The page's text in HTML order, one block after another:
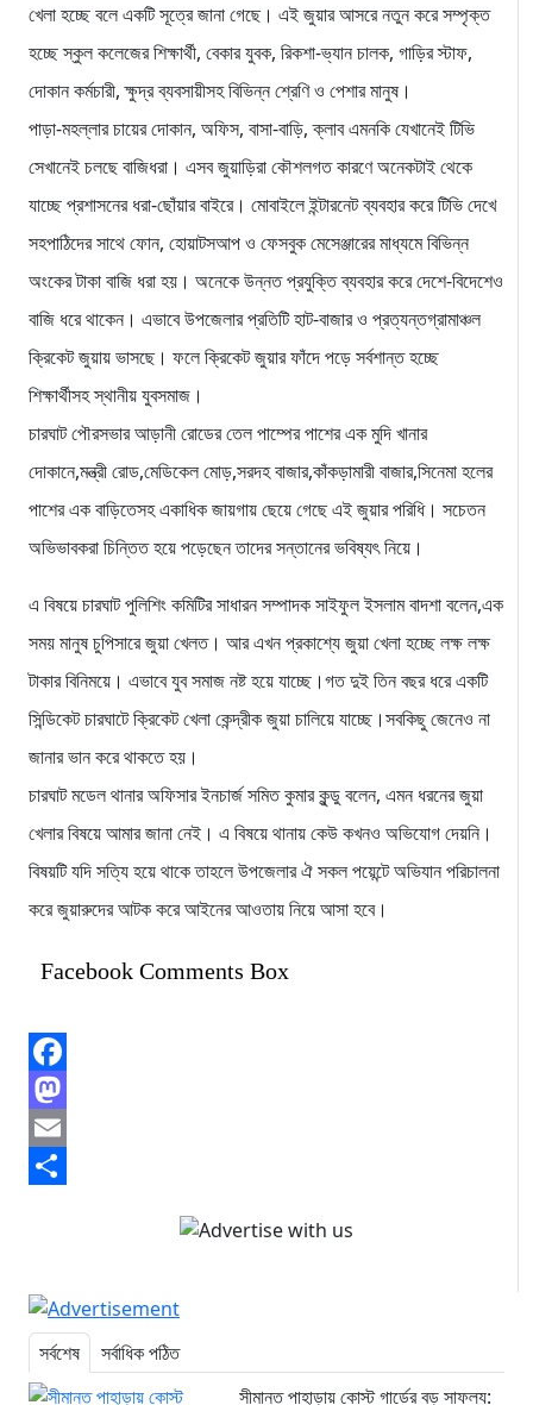
খেলা হচ্ছে বলে একটি সূত্রে জানা গেছে। এই জুয়ার আসরে নতুন করে সম্পৃক্ত
হচ্ছে স্কুল কলেজের শিক্ষার্থী, বেকার যুবক, রিকশা-ভ্যান চালক, গাড়ির স্টাফ,
দোকান কর্মচারী, ক্ষুদ্র ব্যবসায়ীসহ বিভিন্ন শ্রেণি ও পেশার মানুষ।
পাড়া-মহল্লার চায়ের দোকান, অফিস, বাসা-বাড়ি, ক্লাব এমনকি যেখানেই টিভি
সেখানেই চলছে বাজিধরা। এসব জুয়াড়িরা কৌশলগত কারণে অনেকটাই থেকে
যাচ্ছে প্রশাসনের ধরা-ছোঁয়ার বাইরে। মোবাইলে ইন্টারনেট ব্যবহার করে টিভি দেখে
সহপাঠিদের সাথে ফোন, হোয়াটসআপ ও ফেসবুক মেসেঞ্জারের মাধ্যমে বিভিন্ন
অংকের টাকা বাজি ধরা হয়। অনেকে উন্নত প্রযুক্তি ব্যবহার করে দেশে-বিদেশেও
বাজি ধরে থাকেন। এভাবে উপজেলার প্রতিটি হাট-বাজার ও প্রত্যন্তগ্রামাঞ্চল
ক্রিকেট জুয়ায় ভাসছে। ফলে ক্রিকেট জুয়ার ফাঁদে পড়ে সর্বশান্ত হচ্ছে
শিক্ষার্থীসহ স্থানীয় যুবসমাজ।
চারঘাট পৌরসভার আড়ানী রোডের তেল পাম্পের পাশের এক মুদি খানার
দোকানে,মন্ত্রী রোড,মেডিকেল মোড়,সরদহ বাজার,কাঁকড়ামারী বাজার,সিনেমা হলের
পাশের এক বাড়িতেসহ একাধিক জায়গায় ছেয়ে গেছে এই জুয়ার পরিধি। সচেতন
অভিভাবকরা চিন্তিত হয়ে পড়েছেন তাদের সন্তানের ভবিষ্যৎ নিয়ে।
এ বিষয়ে চারঘাট পুলিশিং কমিটির সাধারন সম্পাদক সাইফুল ইসলাম বাদশা বলেন,এক
সময় মানুষ চুপিসারে জুয়া খেলত। আর এখন প্রকাশ্যে জুয়া খেলা হচ্ছে লক্ষ লক্ষ
টাকার বিনিময়ে। এভাবে যুব সমাজ নষ্ট হয়ে যাচ্ছে।গত দুই তিন বছর ধরে একটি
সিন্ডিকেট চারঘাটে ক্রিকেট খেলা কেন্দ্রীক জুয়া চালিয়ে যাচ্ছে।সবকিছু জেনেও না
জানার ভান করে থাকতে হয়।
চারঘাট মডেল থানার অফিসার ইনচার্জ সমিত কুমার কুন্ডু বলেন, এমন ধরনের জুয়া
খেলার বিষয়ে আমার জানা নেই। এ বিষয়ে থানায় কেউ কখনও অভিযোগ দেয়নি।
বিষয়টি যদি সত্যি হয়ে থাকে তাহলে উপজেলার ঐ সকল পয়েন্টে অভিযান পরিচালনা
করে জুয়ারুদের আটক করে আইনের আওতায় নিয়ে আসা হবে।
Facebook Comments Box
Facebook
Mastodon
Email
সর্বশেষ
সর্বাধিক পঠিত
সীমান্ত পাহাড়ায় কোস্ট গার্ডের বড় সাফল্য: